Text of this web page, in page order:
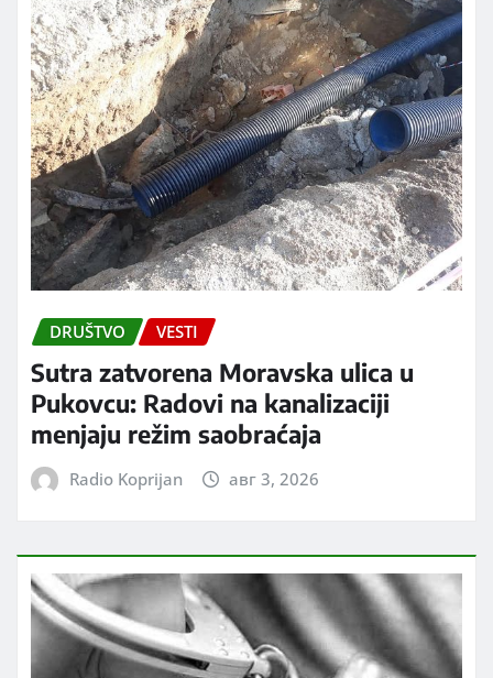
DRUŠTVO VESTI
Sutra zatvorena Moravska ulica u
Pukovcu: Radovi na kanalizaciji
menjaju režim saobraćaja
Radio Koprijan авг 3, 2026